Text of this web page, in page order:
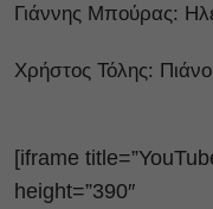
Γιάννης Μπούρας:
Χρήστος Τόλης:
[iframe
height=”390″